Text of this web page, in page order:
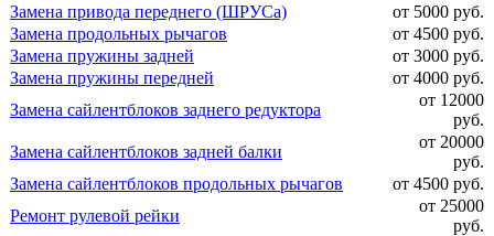
Замена привода переднего (ШРУСа)
от 5000 руб.
Замена продольных рычагов
от 4500 руб.
Замена пружины задней
от 3000 руб.
Замена пружины передней
от 4000 руб.
Замена сайлентблоков заднего редуктора
от 12000
руб.
Замена сайлентблоков задней балки
от 20000
руб.
Замена сайлентблоков продольных рычагов
от 4500 руб.
Ремонт рулевой рейки
от 25000
руб.